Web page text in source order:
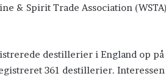
& Spirit Trade Association
destillerier i England op på
361 destillerier.